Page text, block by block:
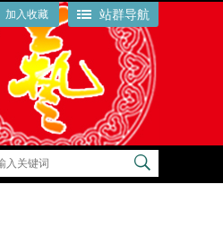
站群导航
加入收藏